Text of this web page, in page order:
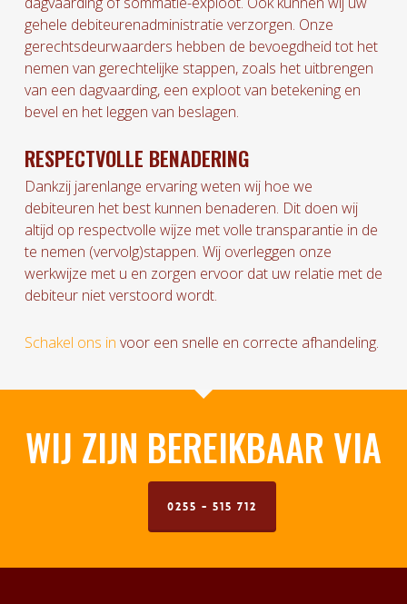
gehele debiteurenadministratie verzorgen. Onze
gerechtsdeurwaarders hebben de bevoegdheid tot het
nemen van gerechtelijke stappen, zoals het uitbrengen
van een dagvaarding, een exploot van betekening en
bevel en het leggen van beslagen.
RESPECTVOLLE BENADERING
Dankzij jarenlange ervaring weten wij hoe we
debiteuren het best kunnen benaderen. Dit doen wij
altijd op respectvolle wijze met volle transparantie in de
te nemen (vervolg)stappen. Wij overleggen onze
werkwijze met u en zorgen ervoor dat uw relatie met de
debiteur niet verstoord wordt.
Schakel ons in voor een snelle en correcte afhandeling.
WIJ ZIJN BEREIKBAAR VIA
0255 - 515 712